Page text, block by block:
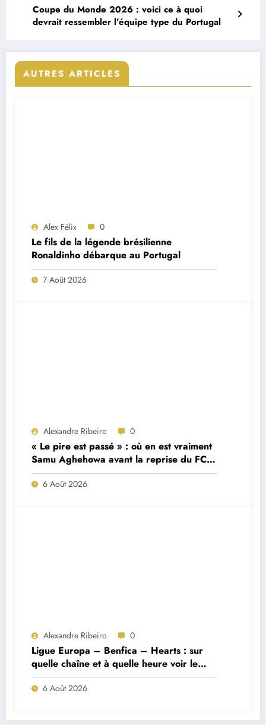
Coupe du Monde 2026 : voici ce à quoi
devrait ressembler l’équipe type du Portugal
AUTRES ARTICLES
Alex Félix 0
Le fils de la légende brésilienne
Ronaldinho débarque au Portugal
7 Août 2026
Alexandre Ribeiro 0
« Le pire est passé » : où en est vraiment
Samu Aghehowa avant la reprise du FC
Porto ?
6 Août 2026
Alexandre Ribeiro 0
Ligue Europa – Benfica – Hearts : sur
quelle chaîne et à quelle heure voir le
match ?
6 Août 2026